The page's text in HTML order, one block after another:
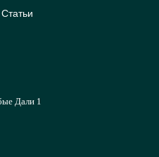
Статьи
Дали 1